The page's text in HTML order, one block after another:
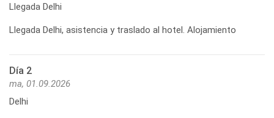
Llegada Delhi
Llegada Delhi, asistencia y traslado al hotel. Alojamiento
Día 2
ma, 01.09.2026
Delhi